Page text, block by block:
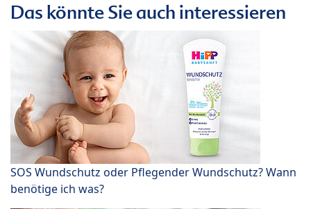
Das könnte Sie auch interessieren
SOS Wundschutz oder Pflegender Wundschutz? Wann
benötige ich was?